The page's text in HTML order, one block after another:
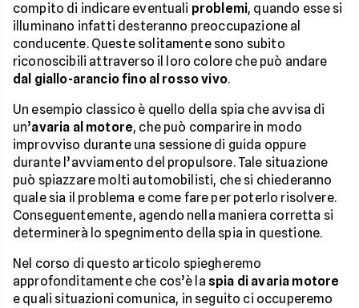
compito di indicare eventuali problemi, quando esse si
illuminano infatti desteranno preoccupazione al
conducente. Queste solitamente sono subito
riconoscibili attraverso il loro colore che può andare
dal giallo-arancio fino al rosso vivo.
Un esempio classico è quello della spia che avvisa di
un’avaria al motore, che può comparire in modo
improvviso durante una sessione di guida oppure
durante l’avviamento del propulsore. Tale situazione
può spiazzare molti automobilisti, che si chiederanno
quale sia il problema e come fare per poterlo risolvere.
Conseguentemente, agendo nella maniera corretta si
determinerà lo spegnimento della spia in questione.
Nel corso di questo articolo spiegheremo
approfonditamente che cos’è la spia di avaria motore
e quali situazioni comunica, in seguito ci occuperemo